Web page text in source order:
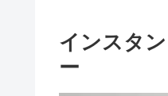
インスタ
ー